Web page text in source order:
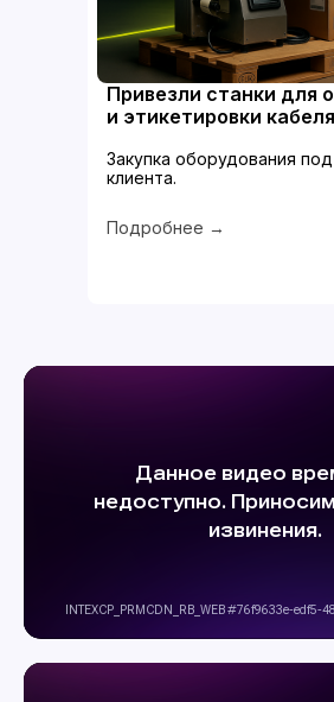
Привезли станки для
и этикетировки
Закупка оборудования
клиента.
Подробнее →